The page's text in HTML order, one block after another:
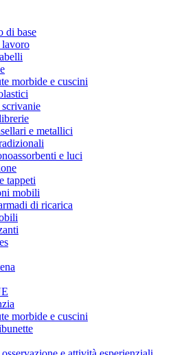
di base
lavoro
morbide e cuscini
scrivanie
e metallici
e luci
tappeti
mobili
di ricarica
morbide e cuscini